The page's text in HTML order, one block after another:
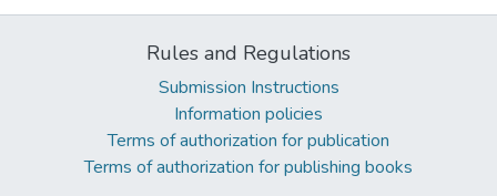
Rules and Regulations
Submission Instructions
Information policies
Terms of authorization for publication
Terms of authorization for publishing books